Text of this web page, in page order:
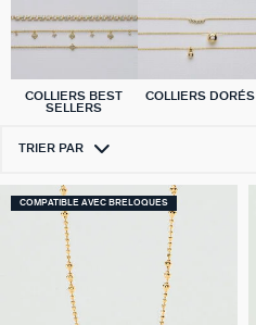
COLLIERS BEST
SELLERS
COLLIERS DORÉS
TRIER PAR
COMPATIBLE AVEC BRELOQUES